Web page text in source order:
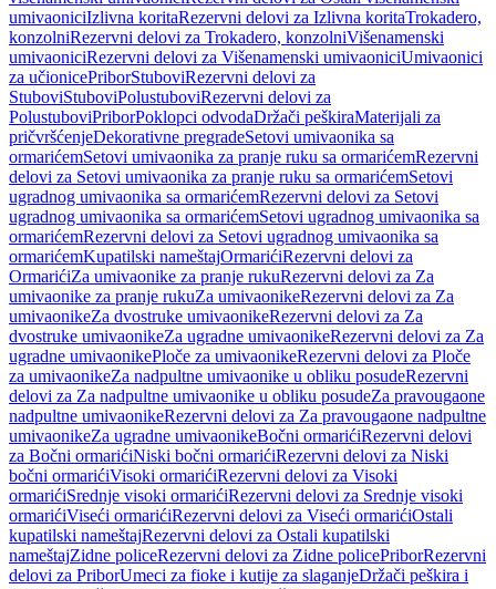
umivaoniciIzlivna koritaRezervni delovi za Izlivna koritaTrokadero,
konzolniRezervni delovi za Trokadero, konzolniVišenamenski
umivaoniciRezervni delovi za Višenamenski umivaoniciUmivaonici
za učionicePriborStuboviRezervni delovi za
StuboviStuboviPolustuboviRezervni delovi za
PolustuboviPriborPoklopci odvodaDržači peškiraMaterijali za
pričvršćenjeDekorativne pregradeSetovi umivaonika sa
ormarićemSetovi umivaonika za pranje ruku sa ormarićemRezervni
delovi za Setovi umivaonika za pranje ruku sa ormarićemSetovi
ugradnog umivaonika sa ormarićemRezervni delovi za Setovi
ugradnog umivaonika sa ormarićemSetovi ugradnog umivaonika sa
ormarićemRezervni delovi za Setovi ugradnog umivaonika sa
ormarićemKupatilski nameštajOrmarićiRezervni delovi za
OrmarićiZa umivaonike za pranje rukuRezervni delovi za Za
umivaonike za pranje rukuZa umivaonikeRezervni delovi za Za
umivaonikeZa dvostruke umivaonikeRezervni delovi za Za
dvostruke umivaonikeZa ugradne umivaonikeRezervni delovi za Za
ugradne umivaonikePloče za umivaonikeRezervni delovi za Ploče
za umivaonikeZa nadpultne umivaonike u obliku posudeRezervni
delovi za Za nadpultne umivaonike u obliku posudeZa pravougaone
nadpultne umivaonikeRezervni delovi za Za pravougaone nadpultne
umivaonikeZa ugradne umivaonikeBočni ormarićiRezervni delovi
za Bočni ormarićiNiski bočni ormarićiRezervni delovi za Niski
bočni ormarićiVisoki ormarićiRezervni delovi za Visoki
ormarićiSrednje visoki ormarićiRezervni delovi za Srednje visoki
ormarićiViseći ormarićiRezervni delovi za Viseći ormarićiOstali
kupatilski nameštajRezervni delovi za Ostali kupatilski
nameštajZidne policeRezervni delovi za Zidne policePriborRezervni
delovi za PriborUmeci za fioke i kutije za slaganjeDržači peškira i